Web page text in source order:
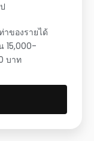
าของรายได้
15,000-
บาท